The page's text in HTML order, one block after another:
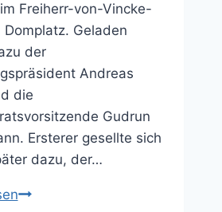
Freiherr-von-Vincke-
Domplatz. Geladen
der
Andreas
die
Gudrun
Ersterer gesellte sich
dazu, der…
Windkraft